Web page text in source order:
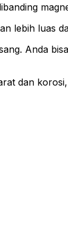
lebih luas
Anda
dan